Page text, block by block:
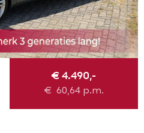
€ 4.490,-
€ 60,64p.m.